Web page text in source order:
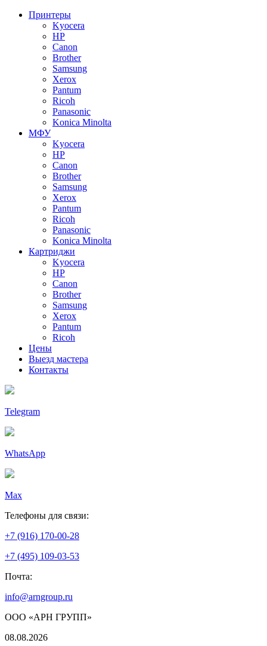
Принтеры
Kyocera
HP
Canon
Brother
Samsung
Xerox
Pantum
Ricoh
Panasonic
Konica Minolta
МФУ
Kyocera
HP
Canon
Brother
Samsung
Xerox
Pantum
Ricoh
Panasonic
Konica Minolta
Картриджи
Kyocera
HP
Canon
Brother
Samsung
Xerox
Pantum
Ricoh
Цены
Выезд мастера
Контакты
Telegram
WhatsApp
Max
Телефоны для связи:
+7 (916) 170-00-28
+7 (495) 109-03-53
Почта:
info@arngroup.ru
ООО «АРН ГРУПП»
08.08.2026